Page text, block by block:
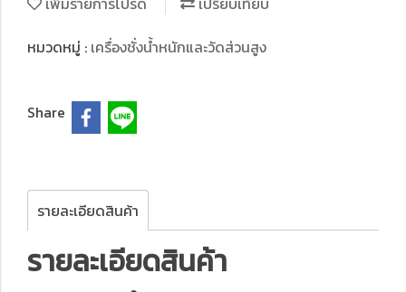
หมวดหมู่ : เครื่องชั่งน้ำหนักและวัดส่วนสูง
Share
รายละเอียดสินค้า
รายละเอียดสินค้า